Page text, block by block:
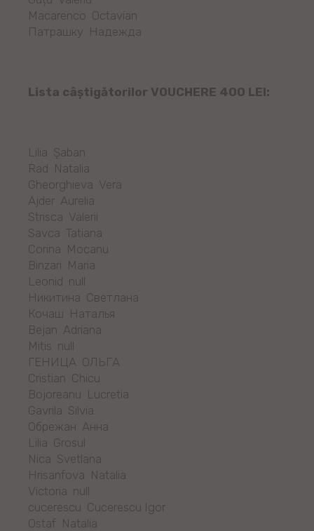
Macarenco Octavian
Патрашку Надежда
Lista câștigătorilor VOUCHERE 400 LEI:
Lilia Şaban
Rad Natalia
Gheorghieva Vera
Ajder Aurelia
Strisca Valerii
Savca Tatiana
Corina Mocanu
Binzari Maria
Leonid null
Никитина Светлана
Кочаш Наталья
Bejan Adriana
Mitis null
ГЕНИЦА ОЛЬГА
Cristian Chicu
Bojoreanu Lucretia
Gavrila Silvia
Обрежан Анна
Lilia Grosul
Nica Svetlana
Hrisanfova Natalia
Victoria null
cucerescu Cucerescu Igor
Ostaf Natalia